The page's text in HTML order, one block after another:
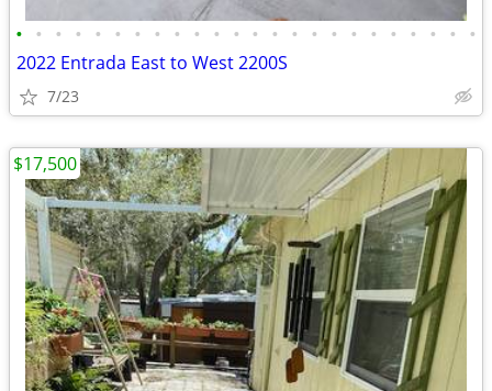
• • • • • • • • • • • • • • • • • • • • • • • •
2022 Entrada East to West 2200S
7/23
$17,500